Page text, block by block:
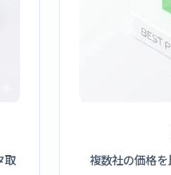
取
複数社の価格